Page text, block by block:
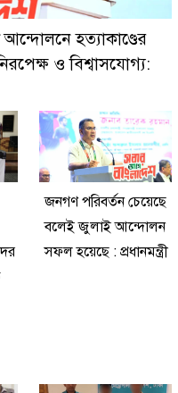
আন্দোলনে হত্যাকাণ্ডের
ও বিশ্বাসযোগ্য:
জনগণ পরিবর্তন চেয়েছে
বলেই জুলাই আন্দোলন
সফল হয়েছে : প্রধানমন্ত্রী